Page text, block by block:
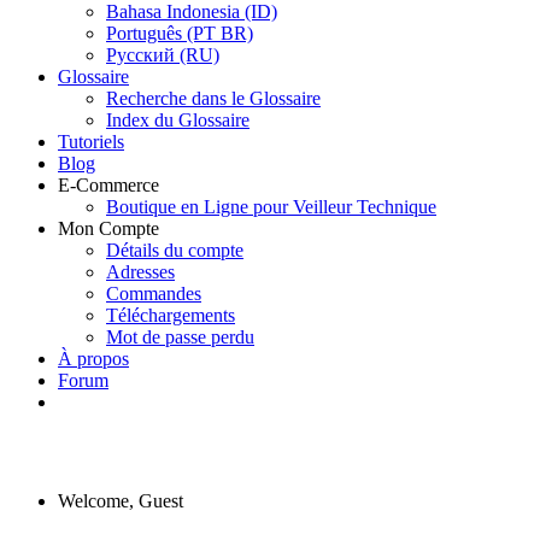
Bahasa Indonesia (ID)
Português (PT BR)
Pусский (RU)
Glossaire
Recherche dans le Glossaire
Index du Glossaire
Tutoriels
Blog
E-Commerce
Boutique en Ligne pour Veilleur Technique
Mon Compte
Détails du compte
Adresses
Commandes
Téléchargements
Mot de passe perdu
À propos
Forum
Welcome, Guest